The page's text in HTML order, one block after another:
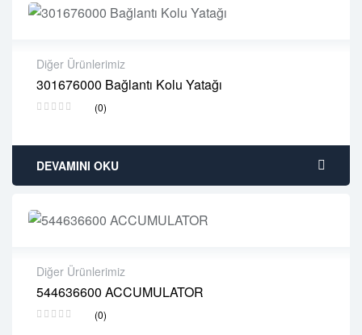
Diğer Ürünlerimiz
301676000 Bağlantı Kolu Yatağı
(0)
2 years warranty
Delivery time: 1-2 business days
DEVAMINI OKU
Diğer Ürünlerimiz
544636600 ACCUMULATOR
(0)
2 years warranty
Delivery time: 1-2 business days